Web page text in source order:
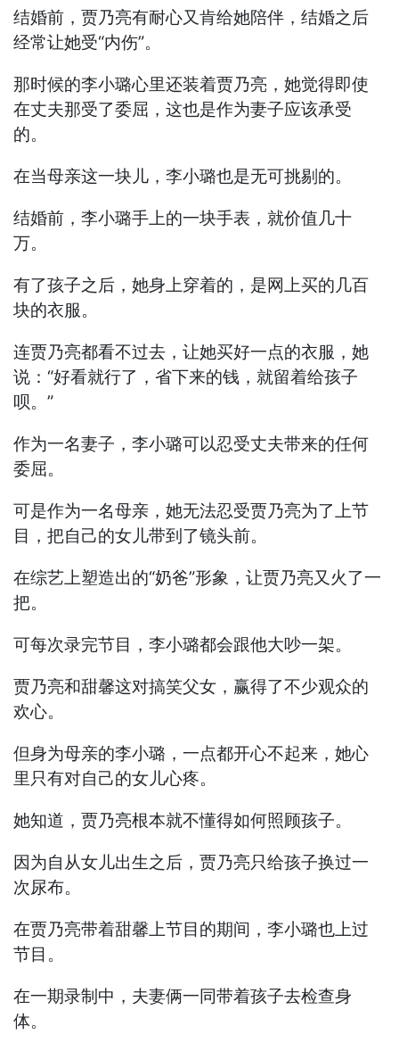
结婚前，贾乃亮有耐心又肯给她陪伴，结婚之后
经常让她受“内伤”。
那时候的李小璐心里还装着贾乃亮，她觉得即使
在丈夫那受了委屈，这也是作为妻子应该承受
的。
在当母亲这一块儿，李小璐也是无可挑剔的。
结婚前，李小璐手上的一块手表，就价值几十
万。
有了孩子之后，她身上穿着的，是网上买的几百
块的衣服。
连贾乃亮都看不过去，让她买好一点的衣服，她
说：“好看就行了，省下来的钱，就留着给孩子
呗。”
作为一名妻子，李小璐可以忍受丈夫带来的任何
委屈。
可是作为一名母亲，她无法忍受贾乃亮为了上节
目，把自己的女儿带到了镜头前。
在综艺上塑造出的“奶爸”形象，让贾乃亮又火了一
把。
可每次录完节目，李小璐都会跟他大吵一架。
贾乃亮和甜馨这对搞笑父女，赢得了不少观众的
欢心。
但身为母亲的李小璐，一点都开心不起来，她心
里只有对自己的女儿心疼。
她知道，贾乃亮根本就不懂得如何照顾孩子。
因为自从女儿出生之后，贾乃亮只给孩子换过一
次尿布。
在贾乃亮带着甜馨上节目的期间，李小璐也上过
节目。
在一期录制中，夫妻俩一同带着孩子去检查身
体。